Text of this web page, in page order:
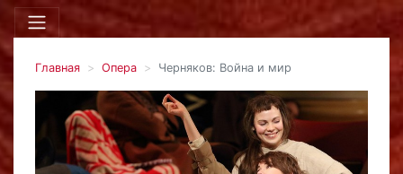
Главная Опера Черняков: Война и мир